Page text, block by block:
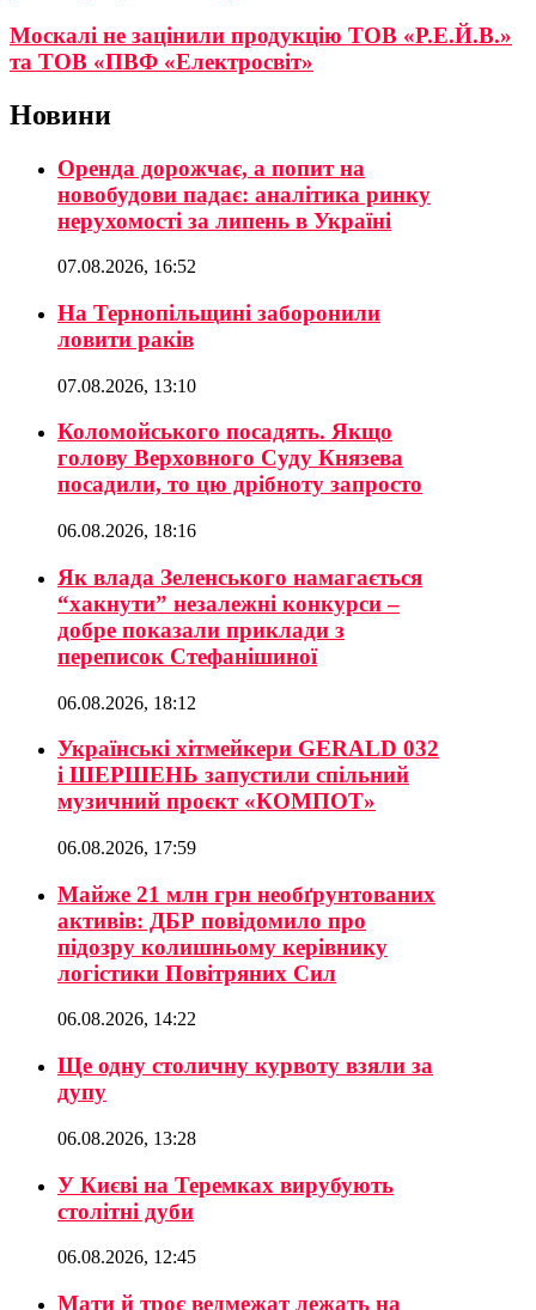
Москалі не зацінили продукцію ТОВ «Р.Е.Й.В.»
та ТОВ «ПВФ «Електросвіт»
Новини
Оренда дорожчає, а попит на
новобудови падає: аналітика ринку
нерухомості за липень в Україні
07.08.2026, 16:52
На Тернопільщині заборонили
ловити раків
07.08.2026, 13:10
Коломойського посадять. Якщо
голову Верховного Суду Князева
посадили, то цю дрібноту запросто
06.08.2026, 18:16
Як влада Зеленського намагається
“хакнути” незалежні конкурси –
добре показали приклади з
переписок Стефанішиної
06.08.2026, 18:12
Українські хітмейкери GERALD 032
і ШЕРШЕНЬ запустили спільний
музичний проєкт «КОМПОТ»
06.08.2026, 17:59
Майже 21 млн грн необґрунтованих
активів: ДБР повідомило про
підозру колишньому керівнику
логістики Повітряних Сил
06.08.2026, 14:22
Ще одну столичну курвоту взяли за
дупу
06.08.2026, 13:28
У Києві на Теремках вирубують
столітні дуби
06.08.2026, 12:45
Мати й троє ведмежат лежать на